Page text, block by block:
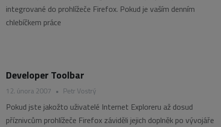
integrované do prohlížeče Firefox. Pokud je vaším denním
chlebíčkem práce
Developer Toolbar
12. února 2007 • Petr Vostrý
Pokud jste jakožto uživatelé Internet Exploreru až dosud
příznivcům prohlížeče Firefox záviděli jejich doplněk po vývojáře